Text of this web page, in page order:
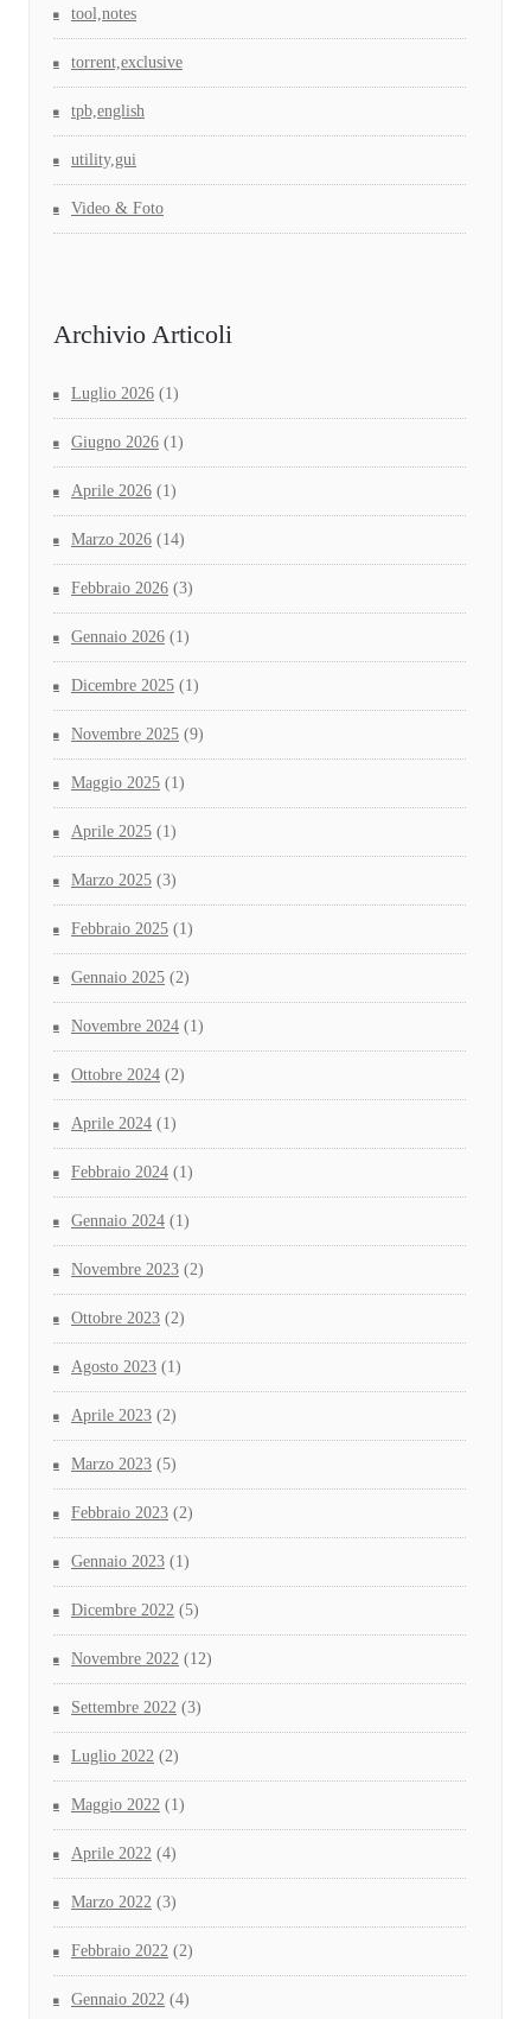
tool,notes
torrent,exclusive
tpb,english
utility,gui
Video & Foto
Archivio Articoli
Luglio 2026 (1)
Giugno 2026 (1)
Aprile 2026 (1)
Marzo 2026 (14)
Febbraio 2026 (3)
Gennaio 2026 (1)
Dicembre 2025 (1)
Novembre 2025 (9)
Maggio 2025 (1)
Aprile 2025 (1)
Marzo 2025 (3)
Febbraio 2025 (1)
Gennaio 2025 (2)
Novembre 2024 (1)
Ottobre 2024 (2)
Aprile 2024 (1)
Febbraio 2024 (1)
Gennaio 2024 (1)
Novembre 2023 (2)
Ottobre 2023 (2)
Agosto 2023 (1)
Aprile 2023 (2)
Marzo 2023 (5)
Febbraio 2023 (2)
Gennaio 2023 (1)
Dicembre 2022 (5)
Novembre 2022 (12)
Settembre 2022 (3)
Luglio 2022 (2)
Maggio 2022 (1)
Aprile 2022 (4)
Marzo 2022 (3)
Febbraio 2022 (2)
Gennaio 2022 (4)